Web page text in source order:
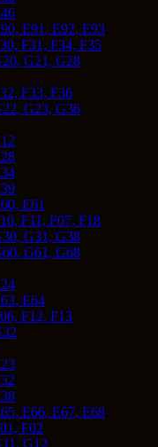
E91, E92, E93
F31, F34, F35
G21, G28
F33, F36
G23, G36
E61
F11, F07, F18
G31, G38
G61, G68
E64
F12, F13
E66, E67, E68
F02
G12